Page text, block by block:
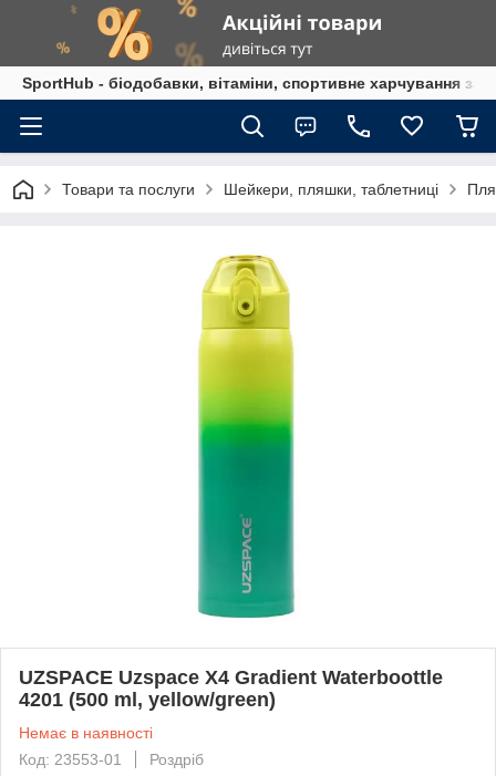
SportHub - біодобавки, вітаміни, спортивне харчування за
Товари та послуги Шейкери, пляшки, таблетниці
UZSPACE Uzspace X4 Gradient Waterboottle
4201 (500 ml, yellow/green)
Немає в наявності
Код: 23553-01
Роздріб